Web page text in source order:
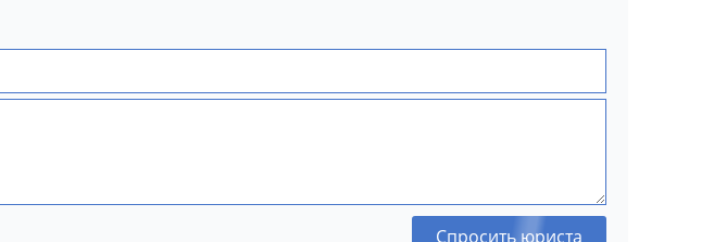
Спросить юриста